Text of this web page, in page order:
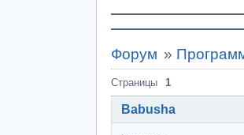
Форум »
Страницы 1
Babusha